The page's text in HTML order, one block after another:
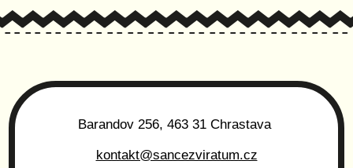
Barandov 256, 463 31 Chrastava
kontakt@sancezviratum.cz